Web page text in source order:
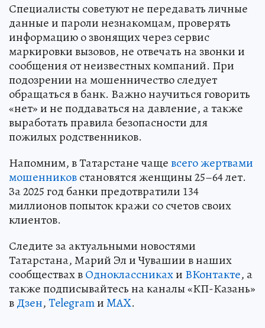
Специалисты советуют не передавать личные
данные и пароли незнакомцам, проверять
информацию о звонящих через сервис
маркировки вызовов, не отвечать на звонки и
сообщения от неизвестных компаний. При
подозрении на мошенничество следует
обращаться в банк. Важно научиться говорить
«нет» и не поддаваться на давление, а также
выработать правила безопасности для
пожилых родственников.
Напомним, в Татарстане чащевсего жертвами
мошенниковстановятся женщины 25–64 лет.
За 2025 год банки предотвратили 134
миллионов попыток кражи со счетов своих
клиентов.
Следите за актуальными новостями
Татарстана, Марий Эл и Чувашии в наших
сообществах вОдноклассникахи ВКонтакте, а
также подписывайтесь на каналы «КП-Казань»
вДзен,TelegramиMAX.